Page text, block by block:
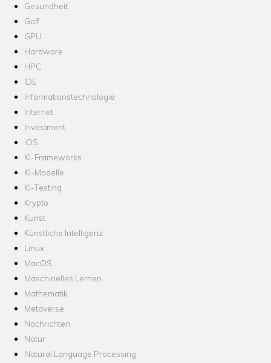
Gesundheit
Golf
GPU
Hardware
HPC
IDE
Informationstechnologie
Internet
Investment
iOS
KI-Frameworks
KI-Modelle
KI-Testing
Krypto
Kunst
Künstliche Intelligenz
Linux
MacOS
Maschinelles Lernen
Mathematik
Metaverse
Nachrichten
Natur
Natural Language Processing